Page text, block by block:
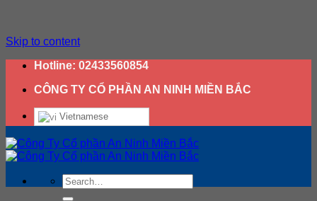
Skip to content
Hotline: 02433560854
CÔNG TY CỔ PHẦN AN NINH MIỀN BẮC
Vietnamese